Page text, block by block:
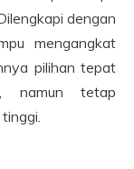
dengan
mengangkat
pilihan tepat
namun tetap